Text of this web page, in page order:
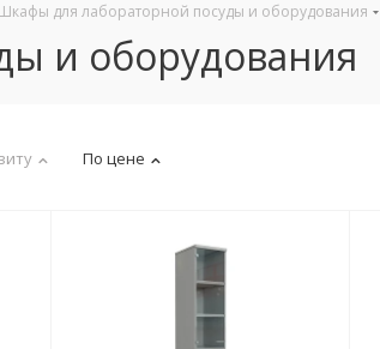
для лабораторной посуды и оборудования
и оборудования
По цене